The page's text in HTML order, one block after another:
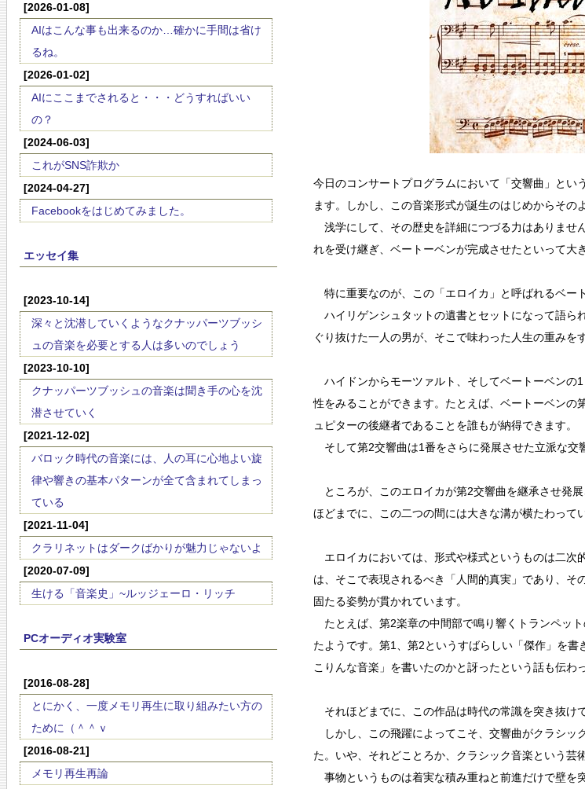
[2026-01-08]
AIはこんな事も出来るのか…確かに手間は省け
るね。
[2026-01-02]
AIにここまでされると・・・どうすればいい
の？
[2024-06-03]
これがSNS詐欺か
[2024-04-27]
Facebookをはじめてみました。
エッセイ集
[2023-10-14]
深々と沈潜していくようなクナッパーツブッシ
ュの音楽を必要とする人は多いのでしょう
[2023-10-10]
クナッパーツブッシュの音楽は聞き手の心を沈
潜させていく
[2021-12-02]
バロック時代の音楽には、人の耳に心地よい旋
律や響きの基本パターンが全て含まれてしまっ
ている
[2021-11-04]
クラリネットはダークばかりが魅力じゃないよ
[2020-07-09]
生ける「音楽史」~ルッジェーロ・リッチ
PCオーディオ実験室
[2016-08-28]
とにかく、一度メモリ再生に取り組みたい方の
ために（＾＾ｖ
[2016-08-21]
メモリ再生再論
今日のコンサートプログラムにおいて「交響曲」と
ます。しかし、この音楽形式が誕生のはじめからその
浅学にして、その歴史を詳細につづる力はありませ
れを受け継ぎ、ベートーベンが完成させたといって大
特に重要なのが、この「エロイカ」と呼ばれるベー
ハイリゲンシュタットの遺書とセットになって語ら
ぐり抜けた一人の男が、そこで味わった人生の重みを
ハイドンからモーツァルト、そしてベートーベンの
性をみることができます。たとえば、ベートーベン
ュピターの後継者であることを誰もが納得できます。
そして第2交響曲は1番をさらに発展させた立派な交
ところが、このエロイカが第2交響曲を継承させ発
ほどまでに、この二つの間には大きな溝が横たわって
エロイカにおいては、形式や様式というものは二次
は、そこで表現されるべき「人間的真実」であり、
固たる姿勢が貫かれています。
たとえば、第2楽章の中間部で鳴り響くトランペッ
たようです。第1、第2というすばらしい「傑作」を
こりんな音楽」を書いたのかと訝ったという話も伝わ
それほどまでに、この作品は時代の常識を突き抜け
しかし、この飛躍によってこそ、交響曲がクラシッ
た。いや、それどことろか、クラシック音楽という芸
事物というものは着実な積み重ねと前進だけで壁を